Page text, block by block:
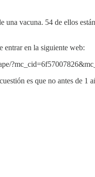
vacuna. 54 de ellos
entrar en la siguiente web:
es que no antes de 1